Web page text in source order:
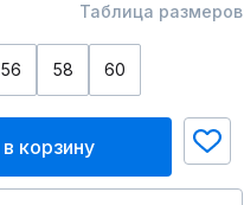
Таблица размеров
56 58 60
корзину